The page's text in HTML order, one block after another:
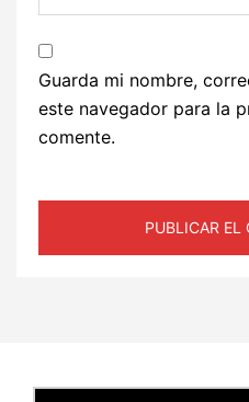
Guarda mi nombre,
este navegador para la
comente.